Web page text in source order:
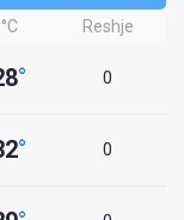
°C Reshje
° 0
° 0